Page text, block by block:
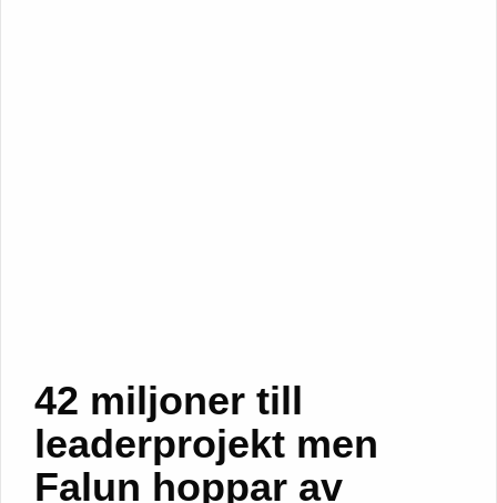
42 miljoner till
leaderprojekt men
Falun hoppar av